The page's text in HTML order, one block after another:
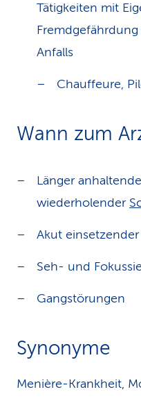
Tätigkeiten mit
Anfalls
Chauffeure,
Wann zum
Länger
wiederholender
Akut
Seh- und
Gangstörungen
Synonyme
Menière-Krankheit,